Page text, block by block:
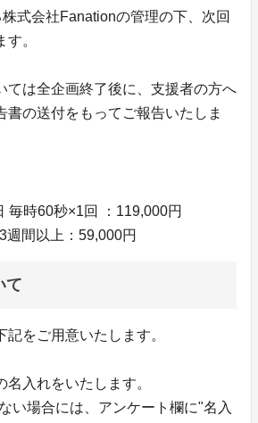
式会社Fanationの管理の下、次回
。
ては全企画終了後に、支援者の方へ
書の送付をもってご報告いたしま
毎時60秒×1回 ：119,000円
週間以上：59,000円
て
をご用意いたします。
名入れをいたします。
い場合には、アンケート欄に"名入